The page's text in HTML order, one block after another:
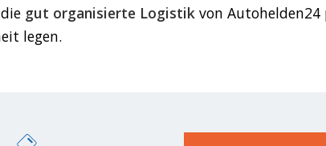
gut organisierte Logistik von
legen.